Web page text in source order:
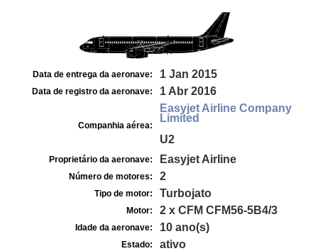
Data de entrega da aeronave: 1 Jan 2015
Data de registro da aeronave: 1 Abr 2016
Companhia aérea:
Easyjet Airline Company
Limited
U2
Proprietário da aeronave: Easyjet Airline
Número de motores: 2
Tipo de motor: Turbojato
Motor: 2 x CFM CFM56-5B4/3
Idade da aeronave: 10 ano(s)
Estado: ativo